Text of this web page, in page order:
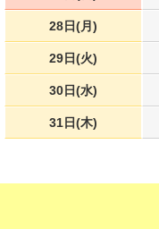
28日(月)
29日(火)
30日(水)
31日(木)